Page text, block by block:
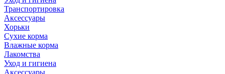
Транспортировка
Аксессуары
Хорьки
Сухие корма
Влажные корма
Лакомства
Уход и гигиена
Аксессуары